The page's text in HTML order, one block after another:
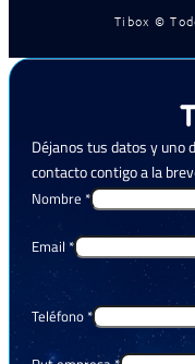
Tibox ©
Déjanos tus datos y uno
contacto contigo a la
Nombre *
Email *
Teléfono *